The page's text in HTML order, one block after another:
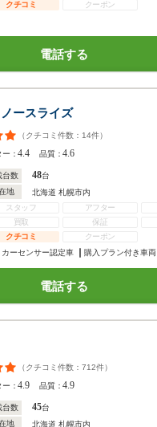
クチコミ
クーポン
電話する
ースライズ
（クチコミ件数： 14件）
ー：4.4 品質：4.6
台数 48台
地
北海道 札幌市内
スタッフ
アフター
買取
保証
クチコミ
クーポン
カーセンサー認定車 購入プラン付き車両
電話する
（クチコミ件数： 712件）
ー：4.9 品質：4.9
台数 45台
地
北海道 札幌市内